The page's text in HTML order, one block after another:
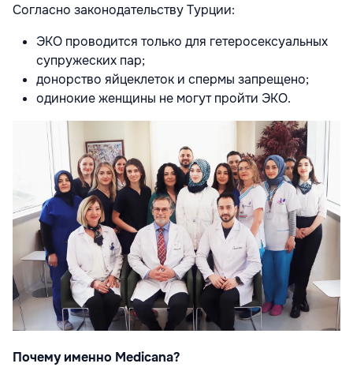
Согласно законодательству Турции:
ЭКО проводится только для гетеросексуальных
супружеских пар;
донорство яйцеклеток и спермы запрещено;
одинокие женщины не могут пройти ЭКО.
Почему именно Medicana?